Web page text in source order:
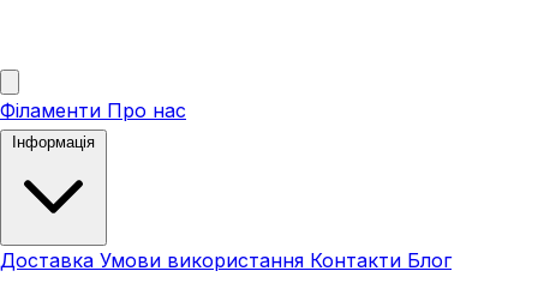
Філаменти Про нас
Доставка Умови використання Контакти Блог